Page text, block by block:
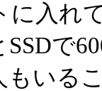
に入れ
で
いる